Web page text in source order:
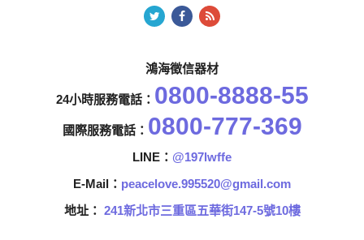
鴻海徵信器材
24小時服務電話： 0800-8888-55
國際服務電話： 0800-777-369
LINE： @197lwffe
E-Mail： peacelove.995520@gmail.com
地址： 241新北市三重區五華街147-5號10樓